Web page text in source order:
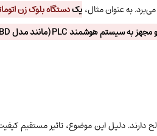
یکدستگاه بلوک زن
دارند. دلیل این موضوع، تاثیر مستقیم